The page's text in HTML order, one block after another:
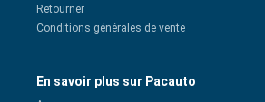
Retourner
Conditions générales de vente
En savoir plus sur Pacauto